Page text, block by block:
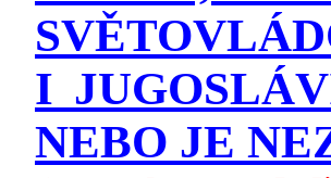
I
NEBO JE